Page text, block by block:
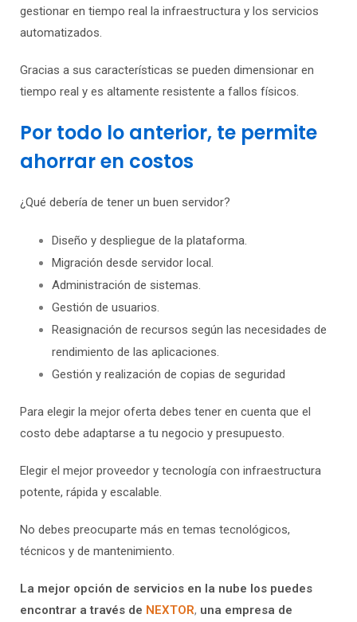
gestionar en tiempo real la infraestructura y los servicios
automatizados.
Gracias a sus características se pueden dimensionar en
tiempo real y es altamente resistente a fallos físicos.
Por todo lo anterior, te permite
ahorrar en costos
¿Qué debería de tener un buen servidor?
Diseño y despliegue de la plataforma.
Migración desde servidor local.
Administración de sistemas.
Gestión de usuarios.
Reasignación de recursos según las necesidades de
rendimiento de las aplicaciones.
Gestión y realización de copias de seguridad
Para elegir la mejor oferta debes tener en cuenta que el
costo debe adaptarse a tu negocio y presupuesto.
Elegir el mejor proveedor y tecnología con infraestructura
potente, rápida y escalable.
No debes preocuparte más en temas tecnológicos,
técnicos y de mantenimiento.
La mejor opción de servicios en la nube los puedes
encontrar a través de NEXTOR, una empresa de